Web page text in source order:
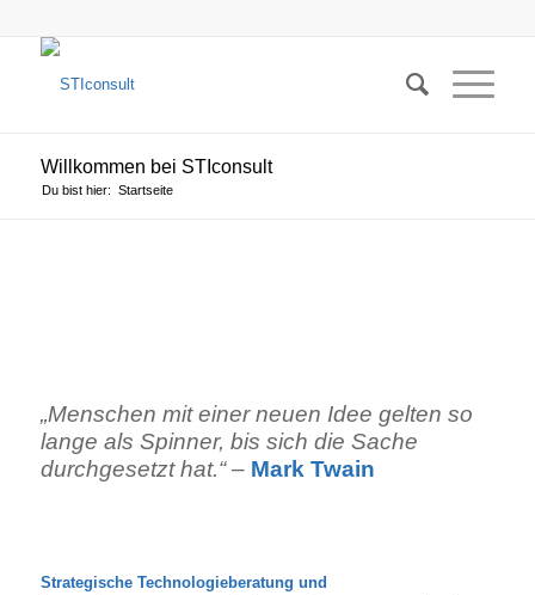
Willkommen bei STIconsult
Du bist hier: Startseite
„Menschen mit einer neuen Idee gelten so
lange als Spinner, bis sich die Sache
durchgesetzt hat.“– Mark Twain
Strategische Technologieberatung und